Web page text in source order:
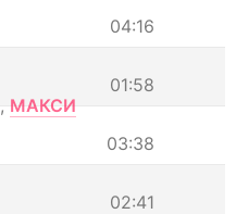
04:16
01:58
, МАКСИ
03:38
02:41